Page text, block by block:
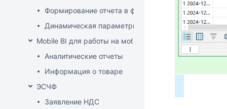
Формирование отчета в файле XLSX-формата
Динамическая параметризация отображаемых в
Mobile BI для работы на мобильных устройствах
Аналитические отчеты
Информация о товаре
ЭСЧФ
Заявление НДС